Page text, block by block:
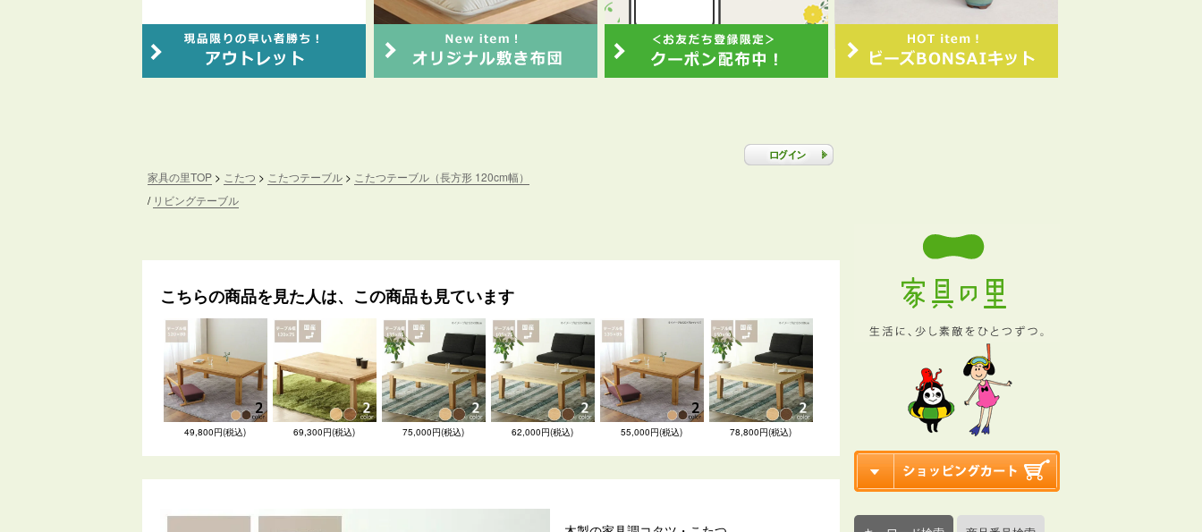
家具の里TOP こたつ こたつテーブル
こたつテーブル（長方形 120cm幅）
リビングテーブル
こちらの商品を見た人は、この商品も見ています
49,800円(税込) 69,300円(税込) 75,000円(税込) 62,000円(税込) 55,000円(税込) 78,800円(税込)